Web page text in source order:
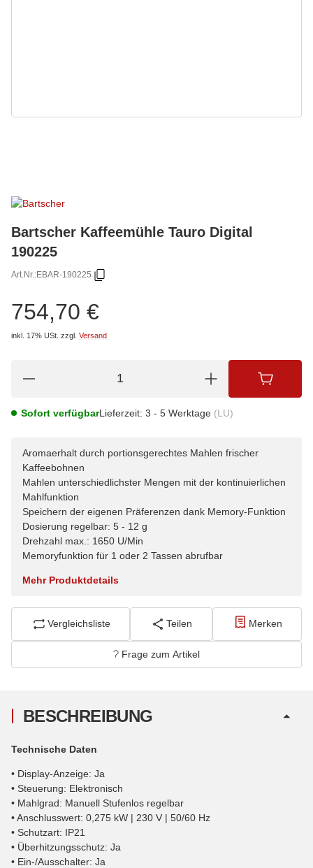
Bartscher Kaffeemühle Tauro Digital
190225
Art.Nr.:EBAR-190225
754,70 €
inkl. 17% USt. zzgl. Versand
Sofort verfügbarLieferzeit: 3 - 5 Werktage (LU)
Aromaerhalt durch portionsgerechtes Mahlen frischer
Kaffeebohnen
Mahlen unterschiedlichster Mengen mit der kontinuierlichen
Mahlfunktion
Speichern der eigenen Präferenzen dank Memory-Funktion
Dosierung regelbar: 5 - 12 g
Drehzahl max.: 1650 U/Min
Memoryfunktion für 1 oder 2 Tassen abrufbar
Mehr Produktdetails
Vergleichsliste Teilen Merken
Frage zum Artikel
BESCHREIBUNG
Technische Daten
• Display-Anzeige: Ja
• Steuerung: Elektronisch
• Mahlgrad: Manuell Stufenlos regelbar
• Anschlusswert: 0,275 kW | 230 V | 50/60 Hz
• Schutzart: IP21
• Überhitzungsschutz: Ja
• Ein-/Ausschalter: Ja